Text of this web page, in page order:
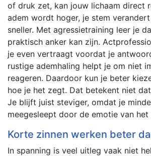
of druk zet, kan jouw lichaam direct
adem wordt hoger, je stem
sneller. Met agressietraining leer je
praktisch anker kan zijn.
je even vertraagt voordat je
rustige ademhaling helpt je om niet
reageren. Daardoor kun je beter
hoe je het zegt. Dat betekent niet
Je blijft juist steviger, omdat je
meegesleept door de emotie van het
Korte zinnen werken beter
In spanning is veel uitleg vaak niet